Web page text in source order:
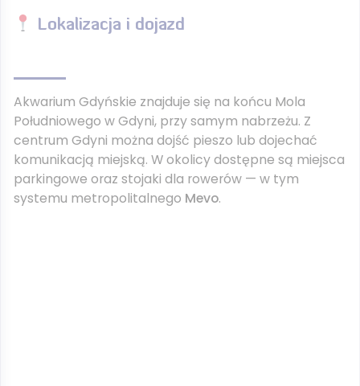
Lokalizacja i dojazd
Akwarium Gdyńskie znajduje się na końcu Mola
Południowego w Gdyni, przy samym nabrzeżu. Z
centrum Gdyni można dojść pieszo lub dojechać
komunikacją miejską. W okolicy dostępne są miejsca
parkingowe oraz stojaki dla rowerów — w tym
systemu metropolitalnego Mevo.